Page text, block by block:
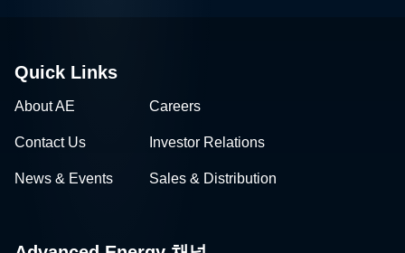
Quick Links
About AE Careers
Contact Us Investor Relations
News & Events Sales & Distribution